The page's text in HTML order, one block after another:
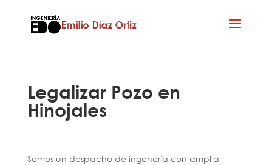
Legalizar Pozo en
Hinojales
Somos un despacho de ingenería con amplia